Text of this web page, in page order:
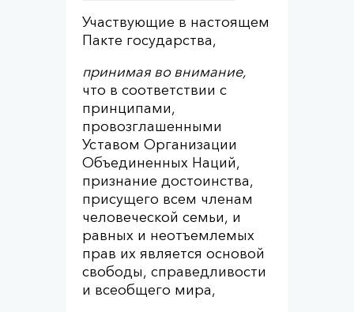
Участвующие в настоящем
Пакте государства,
принимая во внимание,
что в соответствии с
принципами,
провозглашенными
Уставом Организации
Объединенных Наций,
признание достоинства,
присущего всем членам
человеческой семьи, и
равных и неотъемлемых
прав их является основой
свободы, справедливости
и всеобщего мира,